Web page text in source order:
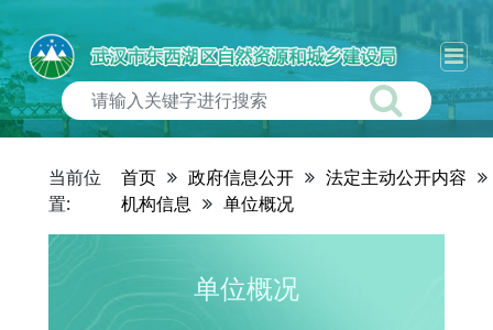
当前位
置:
首页 政府信息公开
法定主动公开内容
机构信息
单位概况
单位概况